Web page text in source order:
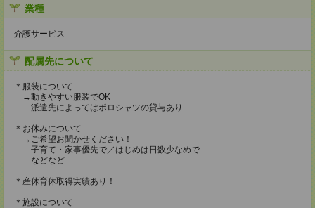
業種
介護サービス
配属先について
＊服装について
→動きやすい服装でOK
派遣先によってはポロシャツの貸与あり
＊お休みについて
→ご希望お聞かせください！
子育て・家事優先で／はじめは日数少なめで
などなど
＊産休育休取得実績あり！
＊施設について